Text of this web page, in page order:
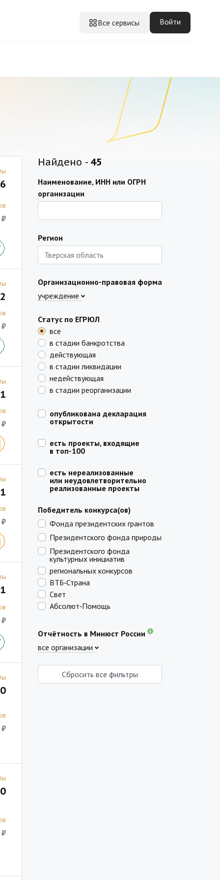
Все сервисы Войти
6
₽
2
₽
1
₽
1
₽
1
₽
0
₽
0
₽
Найдено - 45
Наименование, ИНН или ОГРН
организации
Регион
Организационно-правовая форма
учреждение
Статус по ЕГРЮЛ
все
в стадии банкротства
действующая
в стадии ликвидации
недействующая
в стадии реорганизации
опубликована декларация
открытости
есть проекты, входящие
в топ-100
есть нереализованные
или неудовлетворительно
реализованные проекты
Победитель конкурса(ов)
Фонда президентских грантов
Президентского фонда природы
Президентского фонда
культурных инициатив
региональных конкурсов
ВТБ‑Страна
Свет
Абсолют‑Помощь
Отчётность в Минюст России
все организации
Сбросить все фильтры